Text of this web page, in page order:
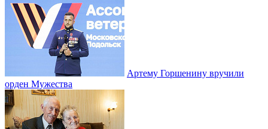
Артему Горшенину вручили
орден Мужества